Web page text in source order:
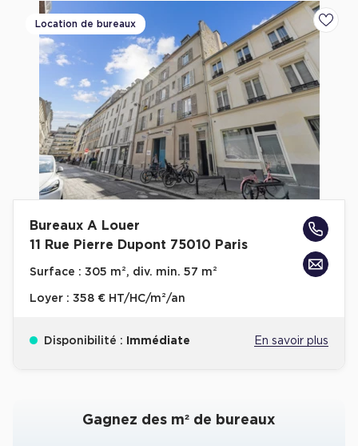
Location de bureaux
Bureaux A Louer
11 Rue Pierre Dupont 75010 Paris
Surface : 305 m², div. min. 57 m²
Loyer : 358 € HT/HC/m²/an
Disponibilité : Immédiate En savoir plus
Gagnez des m² de bureaux